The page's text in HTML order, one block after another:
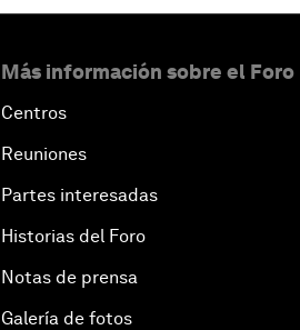
Más información sobre el Foro
Centros
Reuniones
Partes interesadas
Historias del Foro
Notas de prensa
Galería de fotos